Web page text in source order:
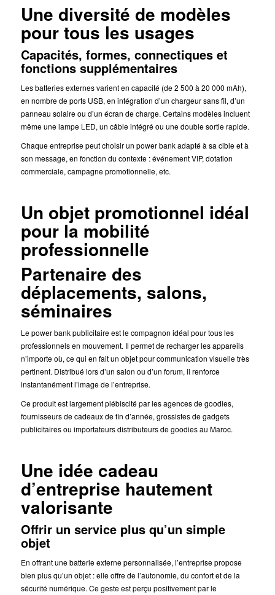
Une diversité de modèles
pour tous les usages
Capacités, formes, connectiques et
fonctions supplémentaires
Les batteries externes varient en capacité (de 2 500 à 20 000 mAh),
en nombre de ports USB, en intégration d’un chargeur sans fil, d’un
panneau solaire ou d’un écran de charge. Certains modèles incluent
même une lampe LED, un câble intégré ou une double sortie rapide.
Chaque entreprise peut choisir un power bank adapté à sa cible et à
son message, en fonction du contexte : événement VIP, dotation
commerciale, campagne promotionnelle, etc.
Un objet promotionnel idéal
pour la mobilité
professionnelle
Partenaire des
déplacements, salons,
séminaires
Le power bank publicitaire est le compagnon idéal pour tous les
professionnels en mouvement. Il permet de recharger les appareils
n’importe où, ce qui en fait un objet pour communication visuelle très
pertinent. Distribué lors d’un salon ou d’un forum, il renforce
instantanément l’image de l’entreprise.
Ce produit est largement plébiscité par les agences de goodies,
fournisseurs de cadeaux de fin d’année, grossistes de gadgets
publicitaires ou importateurs distributeurs de goodies au Maroc.
Une idée cadeau
d’entreprise hautement
valorisante
Offrir un service plus qu’un simple
objet
En offrant une batterie externe personnalisée, l’entreprise propose
bien plus qu’un objet : elle offre de l’autonomie, du confort et de la
sécurité numérique. Ce geste est perçu positivement par le